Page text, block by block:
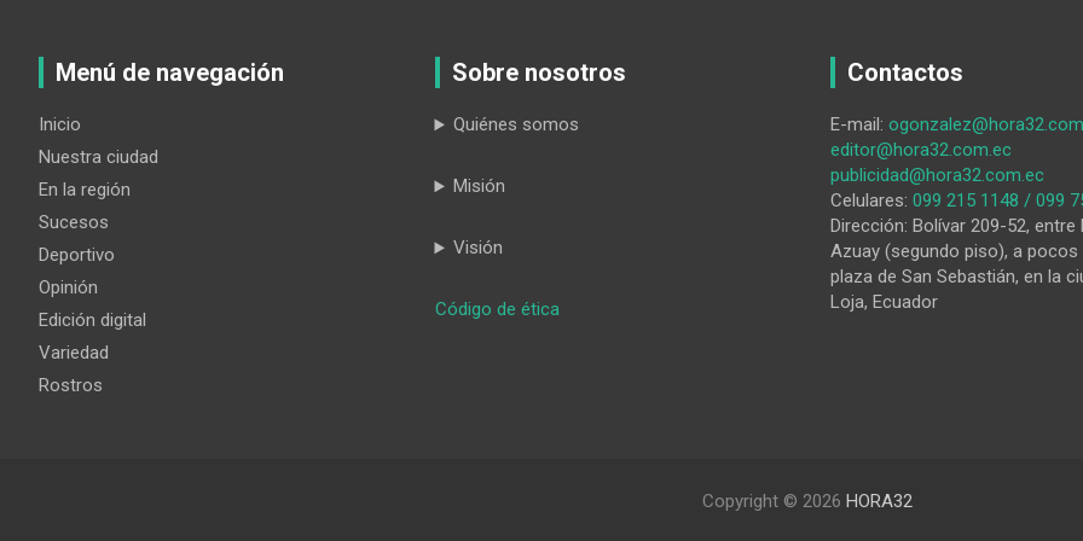
Menú de navegación
Inicio
Nuestra ciudad
En la región
Sucesos
Deportivo
Opinión
Edición digital
Variedad
Rostros
Sobre nosotros
Quiénes somos
Misión
Visión
Código de ética:
Contactos
E-mail:
editor@hora32.com.ec
publicidad@hora32.com.ec
Celulares: 099 215 1148 / 099
Dirección: Bolívar 209-52, entre
Azuay (segundo piso), a
plaza de San Sebastián, en la
Loja, Ecuador
Copyright © 2026 HORA32